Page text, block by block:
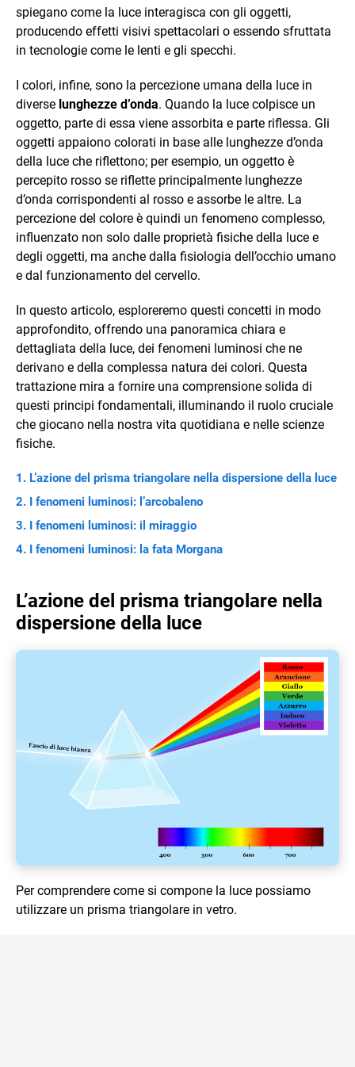
spiegano come la luce interagisca con gli oggetti,
producendo effetti visivi spettacolari o essendo sfruttata
in tecnologie come le lenti e gli specchi.
I colori, infine, sono la percezione umana della luce in
diverse lunghezze d’onda. Quando la luce colpisce un
oggetto, parte di essa viene assorbita e parte riflessa. Gli
oggetti appaiono colorati in base alle lunghezze d’onda
della luce che riflettono; per esempio, un oggetto è
percepito rosso se riflette principalmente lunghezze
d’onda corrispondenti al rosso e assorbe le altre. La
percezione del colore è quindi un fenomeno complesso,
influenzato non solo dalle proprietà fisiche della luce e
degli oggetti, ma anche dalla fisiologia dell’occhio umano
e dal funzionamento del cervello.
In questo articolo, esploreremo questi concetti in modo
approfondito, offrendo una panoramica chiara e
dettagliata della luce, dei fenomeni luminosi che ne
derivano e della complessa natura dei colori. Questa
trattazione mira a fornire una comprensione solida di
questi principi fondamentali, illuminando il ruolo cruciale
che giocano nella nostra vita quotidiana e nelle scienze
fisiche.
L’azione del prisma triangolare nella dispersione della luce
I fenomeni luminosi: l’arcobaleno
I fenomeni luminosi: il miraggio
I fenomeni luminosi: la fata Morgana
L’azione del prisma triangolare nella
dispersione della luce
Per comprendere come si compone la luce possiamo
utilizzare un prisma triangolare in vetro.